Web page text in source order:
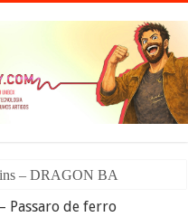
DRAGON BALL #News
Passaro de ferro